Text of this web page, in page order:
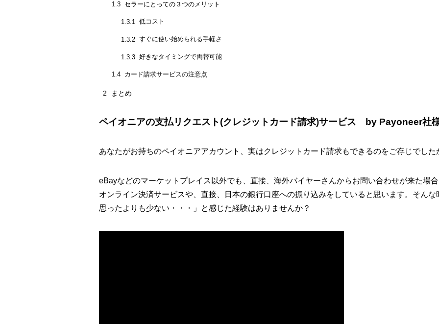
1.3 セラーにとっての３つのメリット
1.3.1 低コスト
1.3.2 すぐに使い始められる手軽さ
1.3.3 好きなタイミングで両替可能
1.4 カード請求サービスの注意点
2 まとめ
ペイオニアの支払リクエスト(クレジットカード請求)サービス by Payoneer社
あなたがお持ちのペイオニアアカウント、実はクレジットカード請求もできるのをご存じでした
eBayなどのマーケットプレイス以外でも、直接、海外バイヤーさんからお問い合わせが来た場
オンライン決済サービスや、直接、日本の銀行口座への振り込みをしていると思います。そん
思ったよりも少ない・・・」と感じた経験はありませんか？